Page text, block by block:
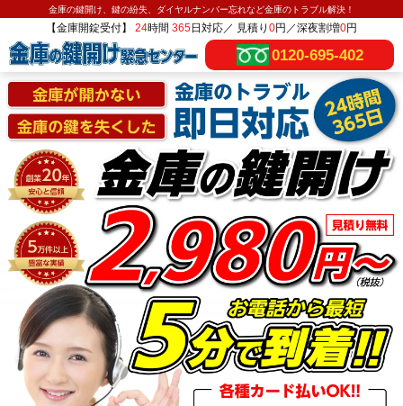
金庫の鍵開け、鍵の紛失、ダイヤルナンバー忘れなど金庫のトラブル解決！
【金庫開錠受付】 24時間 365日対応／ 見積り 0円／深夜割増0円
0120-695-402